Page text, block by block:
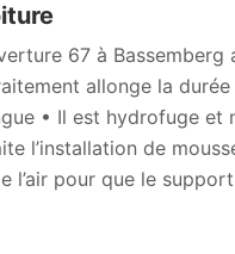
67 à
allonge la
• Il est hydrofuge
l’installation de
pour que le